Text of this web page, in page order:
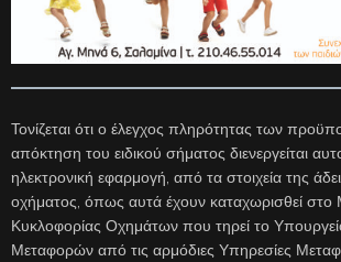
Τονίζεται ότι ο έλεγχος πληρότητας των
απόκτηση του ειδικού σήματος διενεργείται
ηλεκτρονική εφαρμογή, από τα στοιχεία της
οχήματος, όπως αυτά έχουν καταχωρισθεί
Κυκλοφορίας Οχημάτων που τηρεί το
Μεταφορών από τις αρμόδιες Υπηρεσίες